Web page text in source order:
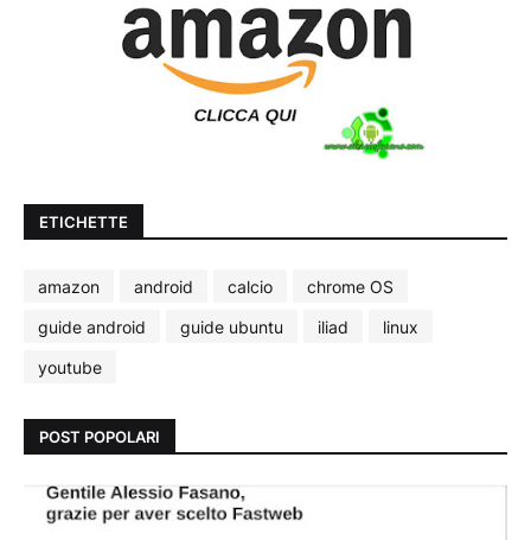
ETICHETTE
amazon android calcio
chrome OS
guide android
guide ubuntu iliad
linux
youtube
POST POPOLARI